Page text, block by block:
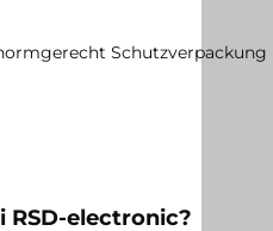
Schutzverpackung
RSD-electronic?